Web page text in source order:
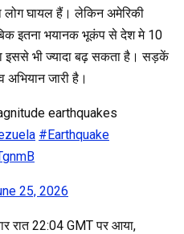
लोग घायल हैं। लेकिन अमेरिकी
इतना भयानक भूकंप से देश मे 10
इससे भी ज्यादा बढ़ सकता है। सड़कें
जारी है।
earthquakes
#Earthquake
25, 2026
रात 22:04 GMT पर आया,